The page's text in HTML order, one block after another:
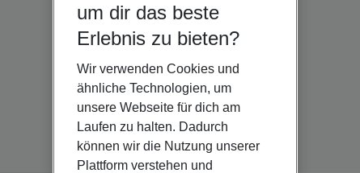
um dir das beste
Erlebnis zu bieten?
Wir verwenden Cookies und
ähnliche Technologien, um
unsere Webseite für dich am
Laufen zu halten. Dadurch
können wir die Nutzung unserer
Plattform verstehen und